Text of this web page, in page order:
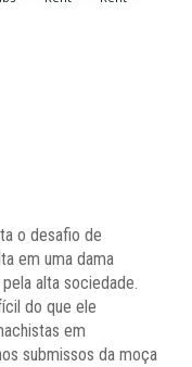
o desafio de
em uma dama
alta sociedade.
do que ele
em
submissos da moça